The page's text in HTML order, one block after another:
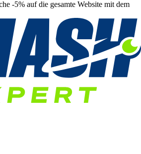
-5% auf die gesamte Website mit dem